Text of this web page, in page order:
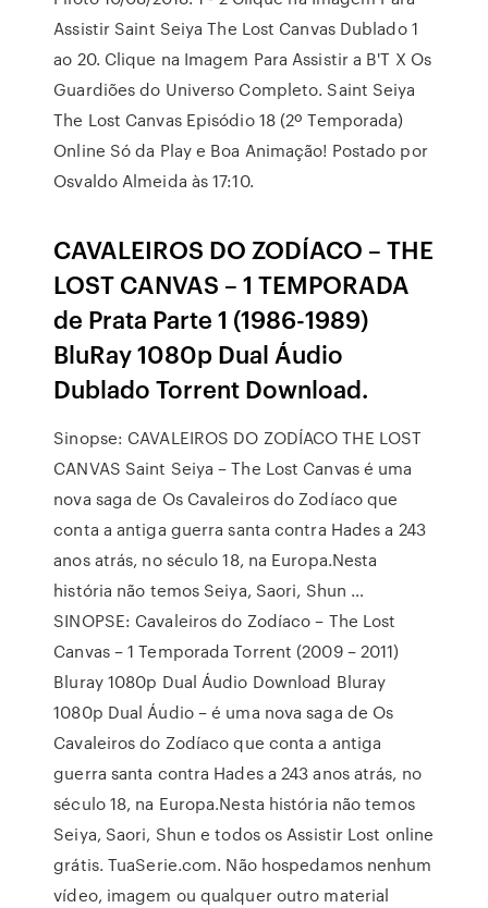
Assistir Saint Seiya The Lost Canvas Dublado 1
ao 20. Clique na Imagem Para Assistir a B'T X Os
Guardiões do Universo Completo. Saint Seiya
The Lost Canvas Episódio 18 (2º Temporada)
Online Só da Play e Boa Animação! Postado por
Osvaldo Almeida às 17:10.
CAVALEIROS DO ZODÍACO – THE
LOST CANVAS – 1 TEMPORADA
de Prata Parte 1 (1986-1989)
BluRay 1080p Dual Áudio
Dublado Torrent Download.
Sinopse: CAVALEIROS DO ZODÍACO THE LOST
CANVAS Saint Seiya – The Lost Canvas é uma
nova saga de Os Cavaleiros do Zodíaco que
conta a antiga guerra santa contra Hades a 243
anos atrás, no século 18, na Europa.Nesta
história não temos Seiya, Saori, Shun …
SINOPSE: Cavaleiros do Zodíaco – The Lost
Canvas – 1 Temporada Torrent (2009 – 2011)
Bluray 1080p Dual Áudio Download Bluray
1080p Dual Áudio – é uma nova saga de Os
Cavaleiros do Zodíaco que conta a antiga
guerra santa contra Hades a 243 anos atrás, no
século 18, na Europa.Nesta história não temos
Seiya, Saori, Shun e todos os Assistir Lost online
grátis. TuaSerie.com. Não hospedamos nenhum
vídeo, imagem ou qualquer outro material